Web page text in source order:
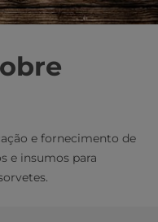
e fornecimento de
e insumos para